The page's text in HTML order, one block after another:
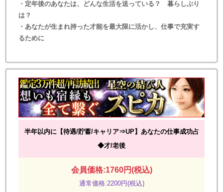
・定年後のあなたは、どんな生活を送っている？ 暮らしぶり
は？
・あなたが生まれ持った才能を最大限に活かし、仕事で充実す
るために
半年以内に【待遇/貯蓄/キャリア⇒UP】あなたの仕事成功占
◆才/老後
会員価格:1760円(税込)
通常価格:2200円(税込)